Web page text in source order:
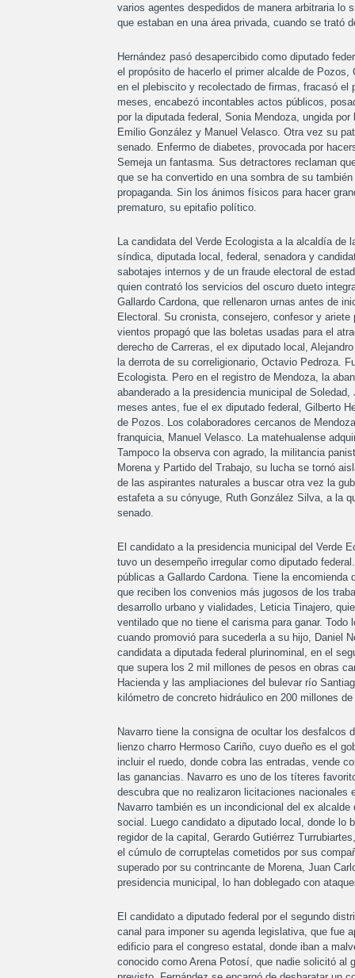
varios agentes despedidos de manera arbitraria lo
que estaban en una área privada, cuando se trató
Hernández pasó desapercibido como diputado
el propósito de hacerlo el primer alcalde de
en el plebiscito y recolectado de firmas, fracasó el
meses, encabezó incontables actos públicos,
por la diputada federal, Sonia Mendoza, ungida
Emilio González y Manuel Velasco. Otra vez su
senado. Enfermo de diabetes, provocada por
Semeja un fantasma. Sus detractores reclaman
que se ha convertido en una sombra de su
propaganda. Sin los ánimos físicos para hacer
prematuro, su epitafio político.
La candidata del Verde Ecologista a la alcaldía
síndica, diputada local, federal, senadora y
sabotajes internos y de un fraude electoral de
quien contrató los servicios del oscuro dueto
Gallardo Cardona, que rellenaron urnas antes de
Electoral. Su cronista, consejero, confesor y
vientos propagó que las boletas usadas para el
derecho de Carreras, el ex diputado local,
la derrota de su correligionario, Octavio Pedroza.
Ecologista. Pero en el registro de Mendoza, la
abanderado a la presidencia municipal de
meses antes, fue el ex diputado federal, Gilberto
de Pozos. Los colaboradores cercanos de
franquicia, Manuel Velasco. La matehualense
Tampoco la observa con agrado, la militancia
Morena y Partido del Trabajo, su lucha se tornó
de las aspirantes naturales a buscar otra vez la
estafeta a su cónyuge, Ruth González Silva, a la
senado.
El candidato a la presidencia municipal del Verde
tuvo un desempeño irregular como diputado
públicas a Gallardo Cardona. Tiene la
que reciben los convenios más jugosos de los
desarrollo urbano y vialidades, Leticia Tinajero,
ventilado que no tiene el carisma para ganar.
cuando promovió para sucederla a su hijo, Daniel
candidata a diputada federal plurinominal, en el
que supera los 2 mil millones de pesos en obras
Hacienda y las ampliaciones del bulevar río
kilómetro de concreto hidráulico en 200 millones
Navarro tiene la consigna de ocultar los desfalcos
lienzo charro Hermoso Cariño, cuyo dueño es el
incluir el ruedo, donde cobra las entradas, vende
las ganancias. Navarro es uno de los títeres
descubra que no realizaron licitaciones
Navarro también es un incondicional del ex
social. Luego candidato a diputado local, donde lo
regidor de la capital, Gerardo Gutiérrez
el cúmulo de corruptelas cometidos por sus
superado por su contrincante de Morena, Juan
presidencia municipal, lo han doblegado con
El candidato a diputado federal por el segundo
canal para imponer su agenda legislativa, que fue
edificio para el congreso estatal, donde iban a
conocido como Arena Potosí, que nadie solicitó al